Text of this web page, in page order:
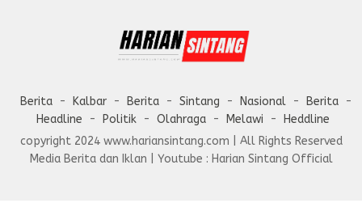
Berita Kalbar Berita Sintang Nasional
Berita
Headline
Politik Olahraga Melawi
Heddline
copyright 2024 www.hariansintang.com | All Rights Reserved
Media Berita dan Iklan | Youtube : Harian Sintang Official